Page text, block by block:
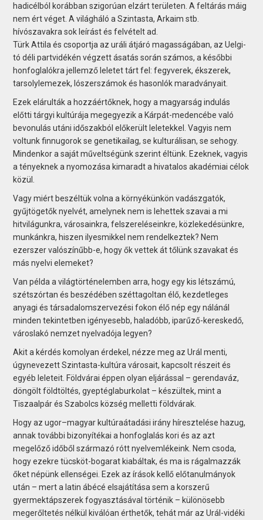
hadicélból korábban szigorúan elzárt területen. A feltárás máig
nem ért véget. A világháló a Szintasta, ­Arkaim stb.
hívószavakra sok leírást és felvételt ad.
Türk Attila és csoportja az uráli átjáró magasságában, az Uelgi-
tó déli partvidékén végzett ásatás során számos, a későbbi
honfoglalókra jellemző leletet tárt fel: fegyverek, ékszerek,
tarsolylemezek, lószerszámok és hasonlók maradványait.
Ezek elárulták a hozzáértőknek, hogy a magyarság indulás
előtti tárgyi kultúrája megegyezik a Kárpát-medencébe való
bevonulás utáni időszakból előkerült leletekkel. Vagyis nem
voltunk finnugorok se genetikailag, se kulturálisan, se sehogy.
Mindenkor a saját műveltségünk szerint éltünk. Ezeknek, vagyis
a tényeknek a nyomozása kimaradt a hivatalos akadémiai célok
közül.
Vagy miért beszéltük volna a környékünkön vadászgatók,
gyűjtögetők nyelvét, amelynek nem is lehettek szavai a mi
hitvilágunkra, városainkra, felszereléseinkre, közlekedésünkre,
munkánkra, hiszen ilyesmikkel nem rendelkeztek? Nem
ezerszer valószínűbb-e, hogy ők vettek át tőlünk szavakat és
más nyelvi elemeket?
Van példa a világtörténelemben arra, hogy egy kis létszámú,
szétszórtan és beszédében széttagoltan élő, kezdetleges
anyagi és társadalomszervezési fokon élő nép egy nálánál
minden tekintetben igényesebb, haladóbb, iparűző-kereskedő,
városlakó nemzet nyelvadója legyen?
Akit a kérdés komolyan érdekel, nézze meg az Urál menti,
úgynevezett Szintasta-kultúra városait, kapcsolt részeit és
egyéb leleteit. Földvárai éppen olyan eljárással – gerendaváz,
döngölt földtöltés, gyeptéglaburkolat – készültek, mint a
Tiszaalpár és Szabolcs köz­ség melletti földvárak.
Hogy az ugor–magyar kultúraátadási irány híresztelése hazug,
annak további bizonyítékai a honfoglalás kori és az azt
megelőző időből származó rótt nyelvemlékeink. Nem csoda,
hogy ezekre tücsköt-bogarat kiabáltak, és ma is rágalmazzák
őket népünk ellenségei. Ezek az írások kellő előtanulmányok
után – mert a latin ábécé elsajátítása sem a korszerű
gyermektápszerek fogyasztásával történik – különösebb
megerőltetés nélkül kiválóan érthetők, tehát már az Urál-vidéki